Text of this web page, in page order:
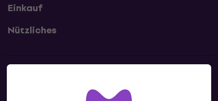
Einkauf
Nützliches
Kontaktiere uns